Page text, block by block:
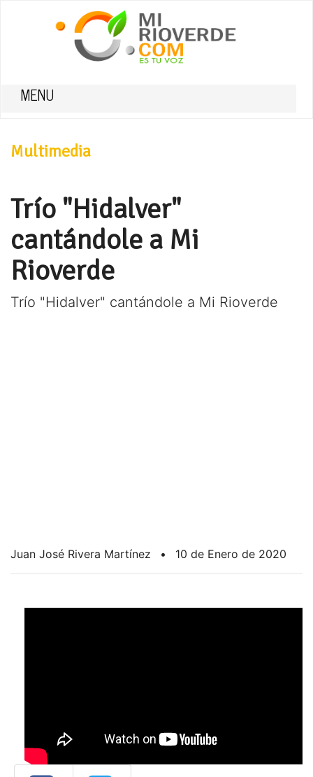
MENU
Multimedia
Trío "Hidalver"
cantándole a Mi
Rioverde
Trío "Hidalver" cantándole a Mi Rioverde
Juan José Rivera Martínez • 10 de Enero de 2020